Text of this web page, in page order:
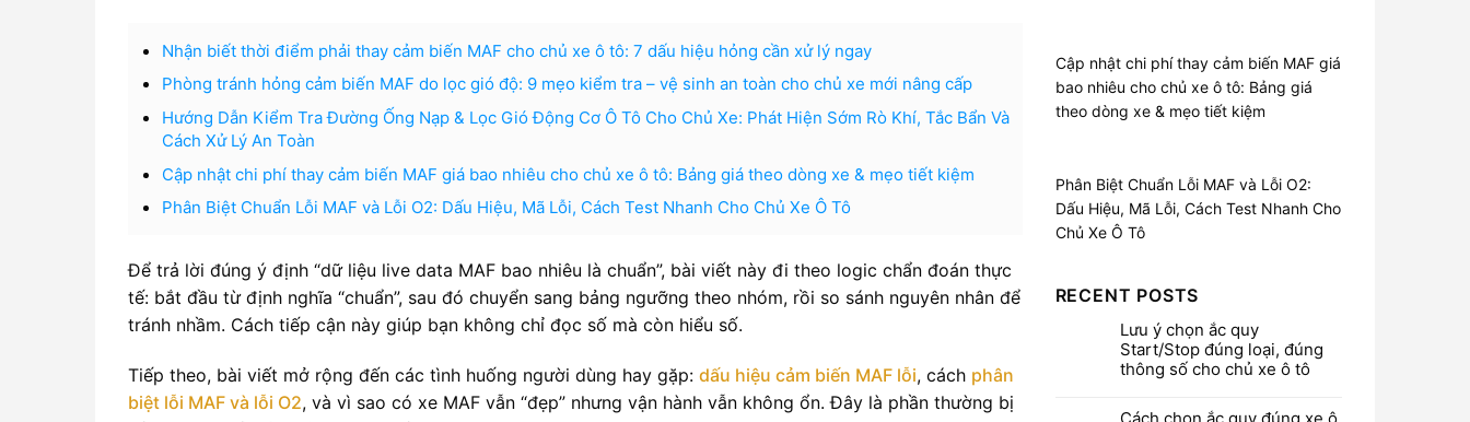
Nhận biết thời điểm phải thay cảm biến MAF cho chủ xe ô tô: 7 dấu hiệu hỏng cần xử lý ngay
Phòng tránh hỏng cảm biến MAF do lọc gió độ: 9 mẹo kiểm tra – vệ sinh an toàn cho chủ xe mới nâng cấp
Hướng Dẫn Kiểm Tra Đường Ống Nạp & Lọc Gió Động Cơ Ô Tô Cho Chủ Xe: Phát Hiện Sớm Rò Khí, Tắc Bẩn Và
Cách Xử Lý An Toàn
Cập nhật chi phí thay cảm biến MAF giá bao nhiêu cho chủ xe ô tô: Bảng giá theo dòng xe & mẹo tiết kiệm
Phân Biệt Chuẩn Lỗi MAF và Lỗi O2: Dấu Hiệu, Mã Lỗi, Cách Test Nhanh Cho Chủ Xe Ô Tô
Để trả lời đúng ý định “dữ liệu live data MAF bao nhiêu là chuẩn”, bài viết này đi theo logic chẩn đoán thực
tế: bắt đầu từ định nghĩa “chuẩn”, sau đó chuyển sang bảng ngưỡng theo nhóm, rồi so sánh nguyên nhân để
tránh nhầm. Cách tiếp cận này giúp bạn không chỉ đọc số mà còn hiểu số.
Tiếp theo, bài viết mở rộng đến các tình huống người dùng hay gặp: dấu hiệu cảm biến MAF lỗi, cách phân
biệt lỗi MAF và lỗi O2, và vì sao có xe MAF vẫn “đẹp” nhưng vận hành vẫn không ổn. Đây là phần thường bị
Cập nhật chi phí thay cảm biến MAF giá
bao nhiêu cho chủ xe ô tô: Bảng giá
theo dòng xe & mẹo tiết kiệm
Phân Biệt Chuẩn Lỗi MAF và Lỗi O2:
Dấu Hiệu, Mã Lỗi, Cách Test Nhanh Cho
Chủ Xe Ô Tô
RECENT POSTS
Lưu ý chọn ắc quy
Start/Stop đúng loại, đúng
thông số cho chủ xe ô tô